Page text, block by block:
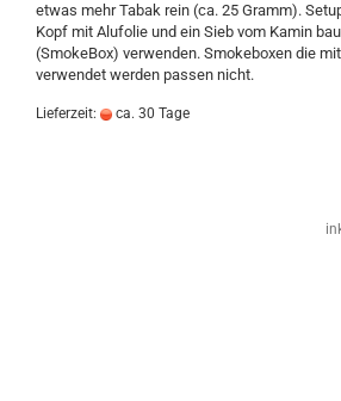
etwas mehr Tabak rein (ca. 25 Gramm).
Kopf mit Alufolie und ein Sieb vom Kamin
(SmokeBox) verwenden. Smokeboxen die
verwendet werden passen nicht.
Lieferzeit: ca. 30 Tage